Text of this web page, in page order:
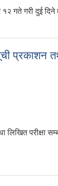
गते गरी दुई दिने
प्रकाशन
परीक्षा